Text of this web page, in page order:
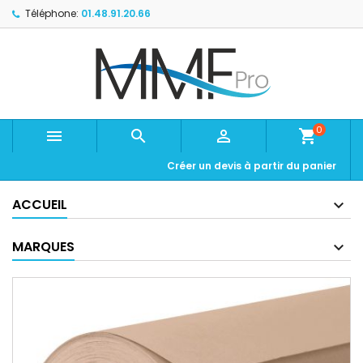
Téléphone: 01.48.91.20.66
   shopping_cart0
Créer un devis à partir du panier
ACCUEIL
MARQUES